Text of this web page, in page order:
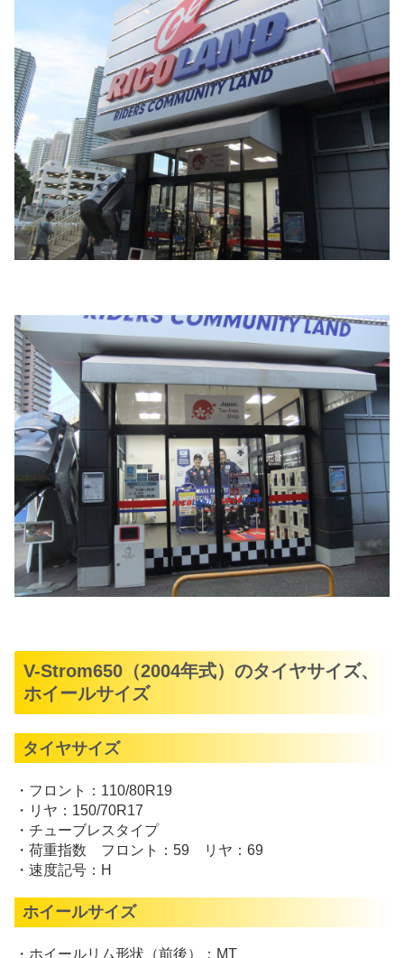
V-Strom650（2004年式）のタイヤサイズ、
ホイールサイズ
タイヤサイズ
・フロント：110/80R19
・リヤ：150/70R17
・チューブレスタイプ
・荷重指数 フロント：59 リヤ：69
・速度記号：H
ホイールサイズ
・ホイールリム形状（前後）：MT